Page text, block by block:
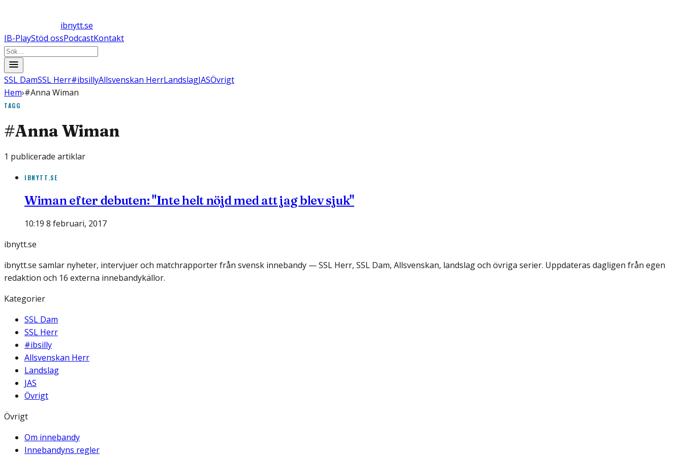
ibnytt.se
IB-PlayStöd ossPodcastKontakt
SSL DamSSL Herr#ibsillyAllsvenskan HerrLandslagJASÖvrigt
Hem›#Anna Wiman
TAGG
#Anna Wiman
1 publicerade artiklar
IBNYTT.SE
Wiman efter debuten: "Inte helt nöjd med att jag blev sjuk"
10:19 8 februari, 2017
ibnytt.se
ibnytt.se samlar nyheter, intervjuer och matchrapporter från svensk innebandy — SSL Herr, SSL Dam, Allsvenskan, landslag och övriga serier. Uppdateras dagligen från egen
redaktion och 16 externa innebandykällor.
Kategorier
SSL Dam
SSL Herr
#ibsilly
Allsvenskan Herr
Landslag
JAS
Övrigt
Övrigt
Om innebandy
Innebandyns regler